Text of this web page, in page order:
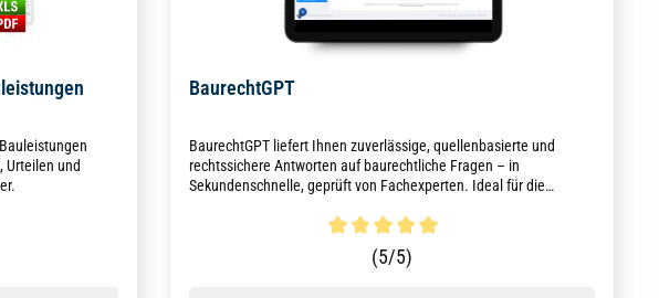
Urteilen und
BaurechtGPT
BaurechtGPT liefert Ihnen zuverlässige, quellenbasierte und
rechtssichere Antworten auf baurechtliche Fragen – in
Sekundenschnelle, geprüft von Fachexperten. Ideal für die
Durchschnittliche Bewertung von 5 von 5 Sternen
(5/5)